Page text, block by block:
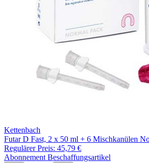
Kettenbach
Futar D Fast, 2 x 50 ml + 6 Mischkanülen
Regulärer Preis: 45,79 €
Abonnement Beschaffungsartikel